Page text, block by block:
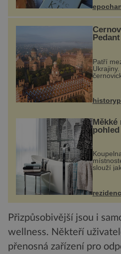
Patří
vznikem
Josef
plány by
Měkké
pohled
slouží
ručníky,
mohou
Přizpůsobivější jsou i
wellness. Někteří
přenosná zařízení pro